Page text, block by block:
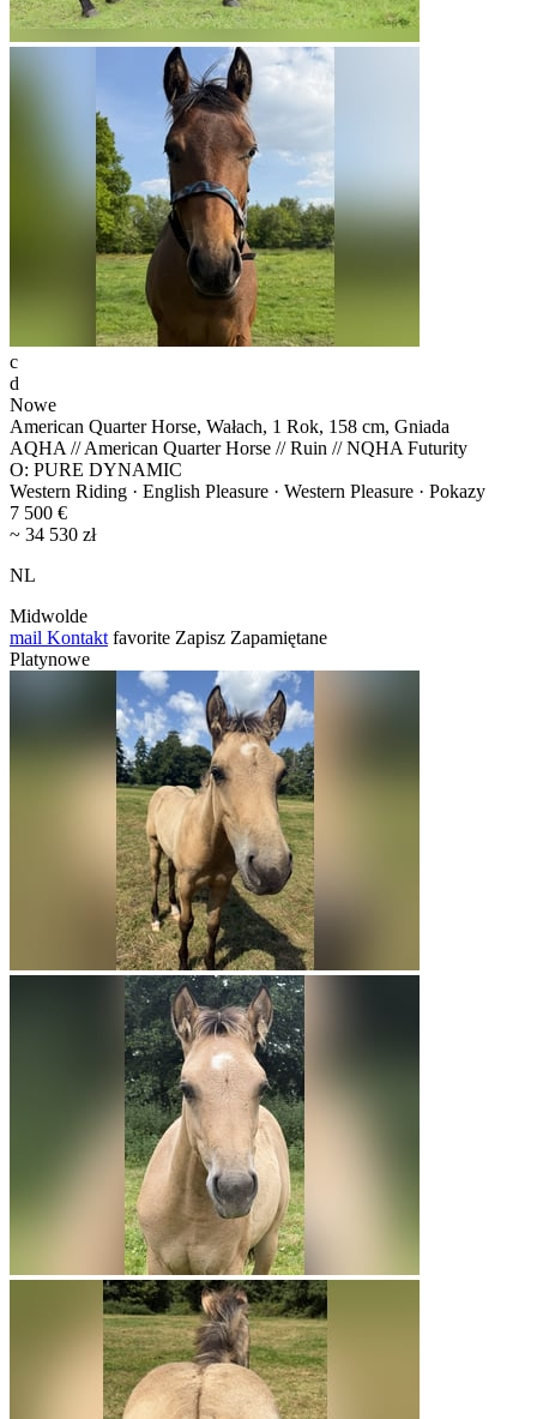
c
d
Nowe
American Quarter Horse, Wałach, 1 Rok, 158 cm, Gniada
AQHA // American Quarter Horse // Ruin // NQHA Futurity
O: PURE DYNAMIC
Western Riding · English Pleasure · Western Pleasure · Pokazy
7 500 €
~ 34 530 zł
NL
Midwolde
mail Kontakt favorite Zapisz Zapamiętane
Platynowe